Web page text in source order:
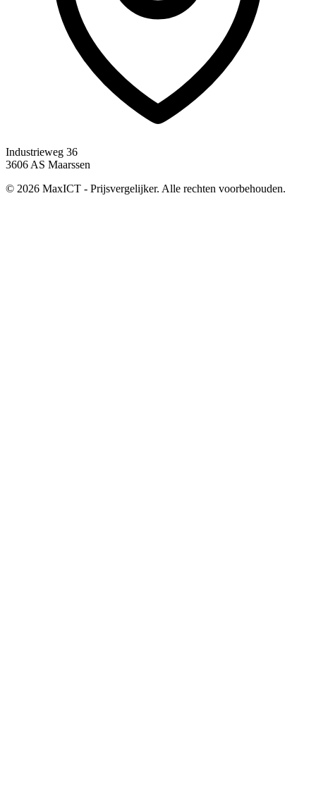
Industrieweg 36
3606 AS Maarssen
© 2026 MaxICT - Prijsvergelijker. Alle rechten voorbehouden.